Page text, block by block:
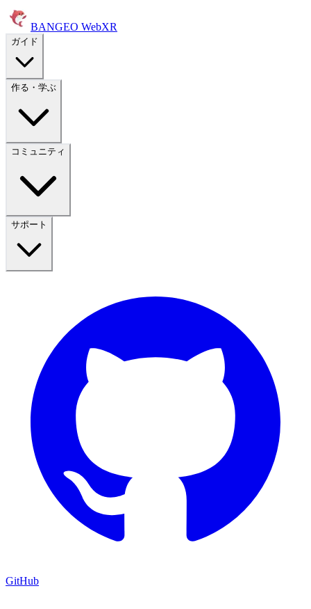
BANGEO WebXR
ガイド
作る・学ぶ
コミュニティ
サポート
GitHub